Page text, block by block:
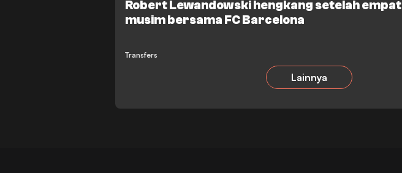
Robert Lewandowski hengkang setelah empat
musim bersama FC Barcelona
Transfers
Lainnya